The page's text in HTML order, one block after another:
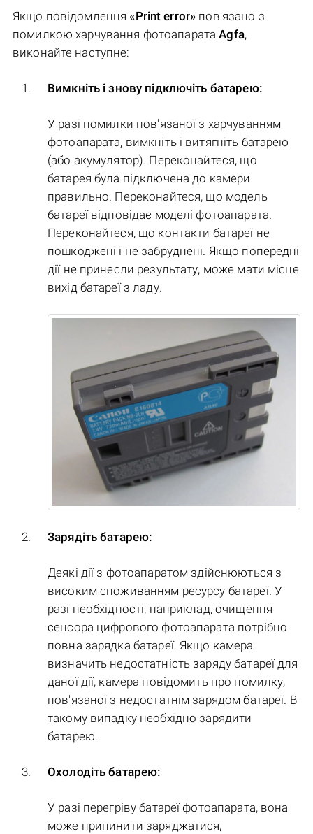
Якщо повідомлення«Print error» пов'язано з
помилкою харчування фотоапаратаAgfa,
виконайте наступне:
Вимкніть і знову підключіть батарею:
У разі помилки пов'язаної з харчуванням
фотоапарата, вимкніть і витягніть батарею
(або акумулятор). Переконайтеся, що
батарея була підключена до камери
правильно. Переконайтеся, що модель
батареї відповідає моделі фотоапарата.
Переконайтеся, що контакти батареї не
пошкоджені і не забруднені. Якщо попередні
дії не принесли результату, може мати місце
вихід батареї з ладу.
Зарядіть батарею:
Деякі дії з фотоапаратом здійснюються з
високим споживанням ресурсу батареї. У
разі необхідності, наприклад, очищення
сенсора цифрового фотоапарата потрібно
повна зарядка батареї. Якщо камера
визначить недостатність заряду батареї для
даної дії, камера повідомить про помилку,
пов'язаної з недостатнім зарядом батареї. В
такому випадку необхідно зарядити
батарею.
Охолодіть батарею:
У разі перегріву батареї фотоапарата, вона
може припинити заряджатися,